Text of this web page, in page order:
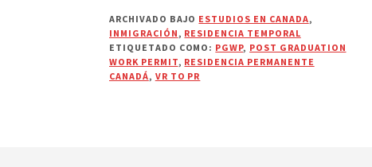
ARCHIVADO BAJO ESTUDIOS EN CANADA,
INMIGRACIÓN , RESIDENCIA TEMPORAL
ETIQUETADO COMO: PGWP, POST GRADUATION
WORK PERMIT, RESIDENCIA PERMANENTE
CANADÁ, VR TO PR